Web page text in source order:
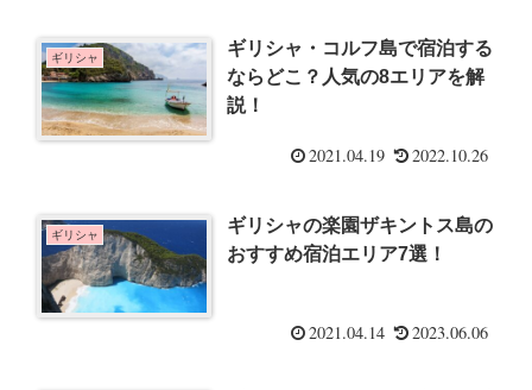
ギリシャ
ギリシャ・コルフ島で宿泊する
ならどこ？人気の8エリアを解
説！
2021.04.19 2022.10.26
ギリシャ
ギリシャの楽園ザキントス島の
おすすめ宿泊エリア7選！
2021.04.14 2023.06.06